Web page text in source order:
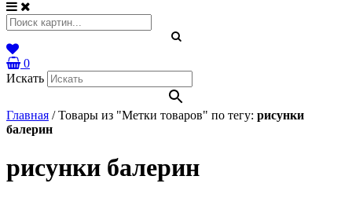
0
Искать
Главная /Товары из "Метки товаров" по тегу: рисунки
балерин
рисунки балерин